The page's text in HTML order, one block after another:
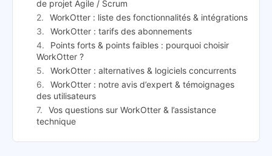
de projet Agile / Scrum
WorkOtter : liste des fonctionnalités & intégrations
WorkOtter : tarifs des abonnements
Points forts & points faibles : pourquoi choisir
WorkOtter ?
WorkOtter : alternatives & logiciels concurrents
WorkOtter : notre avis d’expert & témoignages
des utilisateurs
Vos questions sur WorkOtter & l’assistance
technique